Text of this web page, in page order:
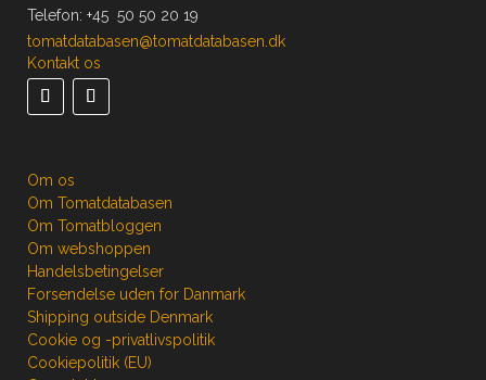
Telefon: +45 50 50 20 19
tomatdatabasen@tomatdatabasen.dk
Kontakt os
Om os
Om Tomatdatabasen
Om Tomatbloggen
Om webshoppen
Handelsbetingelser
Forsendelse uden for Danmark
Shipping outside Denmark
Cookie og -privatlivspolitik
Cookiepolitik (EU)